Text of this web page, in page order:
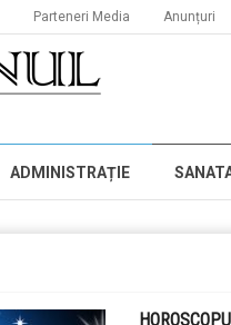
Parteneri Media Anunțuri
ADMINISTRAȚIE